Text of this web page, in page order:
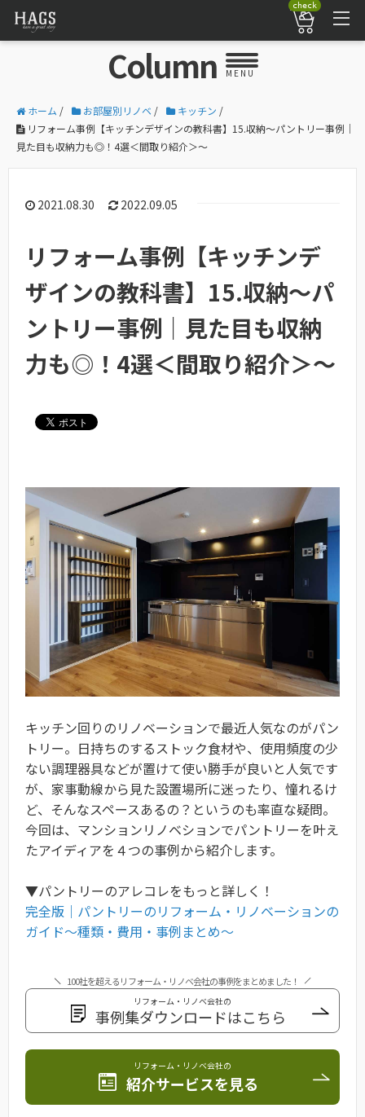
check
Column MENU
ホーム / お部屋別リノベ / キッチン /
リフォーム事例【キッチンデザインの教科書】15.収納～パントリー事例｜
見た目も収納力も◎！4選＜間取り紹介＞～
2021.08.30 2022.09.05
リフォーム事例【キッチンデ
ザインの教科書】15.収納～パ
ントリー事例｜見た目も収納
力も◎！4選＜間取り紹介＞～
キッチン回りのリノベーションで最近人気なのがパン
トリー。日持ちのするストック食材や、使用頻度の少
ない調理器具などが置けて使い勝手が良いと人気です
が、家事動線から見た設置場所に迷ったり、憧れるけ
ど、そんなスペースあるの？というのも率直な疑問。
今回は、マンションリノベションでパントリーを叶え
たアイディアを４つの事例から紹介します。
▼パントリーのアレコレをもっと詳しく！
完全版｜パントリーのリフォーム・リノベーションの
ガイド〜種類・費用・事例まとめ〜
100社を超えるリフォーム・リノベ会社の事例をまとめました！
リフォーム・リノベ会社の
事例集ダウンロードはこちら
リフォーム・リノベ会社の
紹介サービスを見る